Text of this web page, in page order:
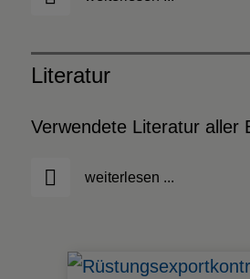
Literatur
Verwendete Literatur aller
weiterlesen ...